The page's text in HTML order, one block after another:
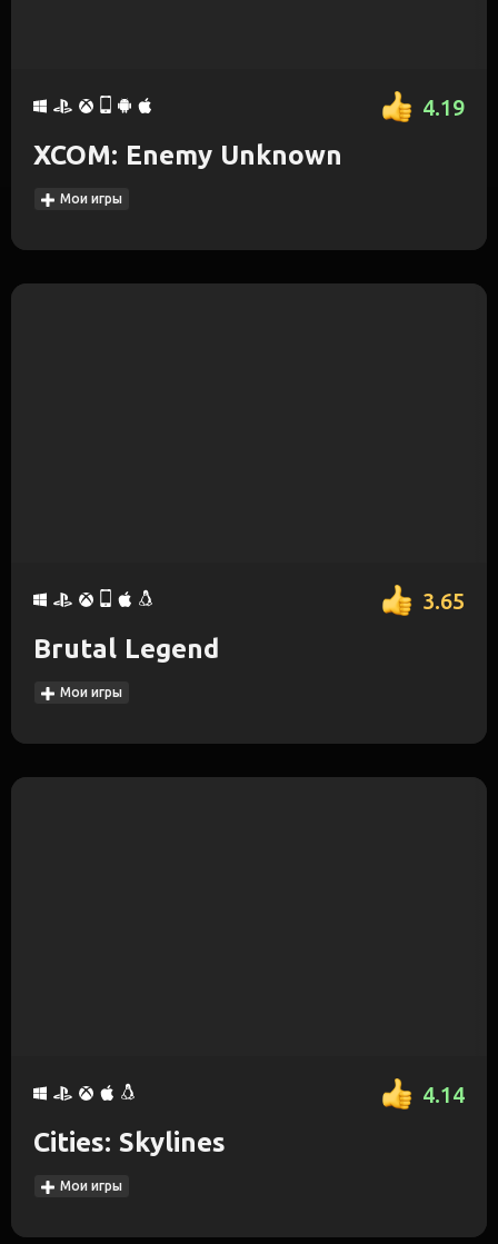
4.19
XCOM: Enemy Unknown
Мои игры
3.65
Brutal Legend
Мои игры
4.14
Cities: Skylines
Мои игры